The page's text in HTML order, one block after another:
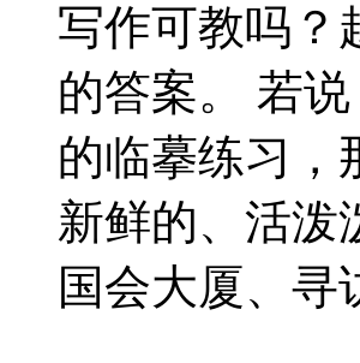
写作可教吗？
的答案。 若
的临摹练习，
新鲜的、活泼
国会大厦、寻